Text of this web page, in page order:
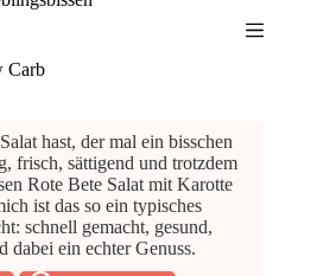
Carb
hast, der mal ein bisschen
frisch, sättigend und trotzdem
Rote Bete Salat mit Karotte
ist das so ein typisches
schnell gemacht, gesund,
dabei ein echter Genuss.